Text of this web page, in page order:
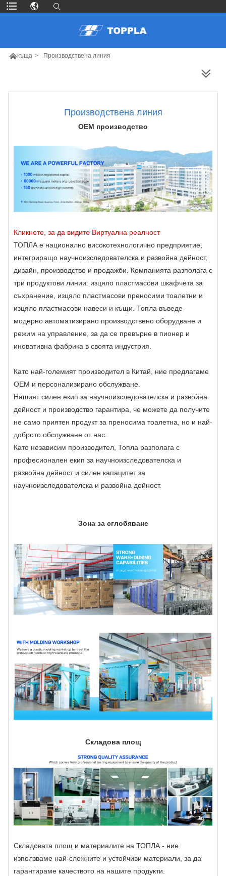
къща > Производствена линия
Производствена линия
OEM производство
Кликнете, за да видите Виртуална реалност
ТОПЛА е национално високотехнологично предприятие,
интегриращо научноизследователска и развойна дейност,
дизайн, производство и продажби. Компанията разполага с
три продуктови линии: изцяло пластмасови шкафчета за
съхранение, изцяло пластмасови преносими тоалетни и
изцяло пластмасови навеси и къщи. Топла въведе
модерно автоматизирано производствено оборудване и
режим на управление, за да се превърне в пионер и
иновативна фабрика в своята индустрия.
Като най-големият производител в Китай, ние предлагаме
OEM и персонализирано обслужване.
Нашият силен екип за научноизследователска и развойна
дейност и производство гарантира, че можете да получите
не само приятен продукт за преносима тоалетна, но и най-
доброто обслужване от нас.
Като независим производител, Топла разполага с
професионален екип за научноизследователска и
развойна дейност и силен капацитет за
научноизследователска и развойна дейност.
Зона за сглобяване
Складова площ
Складовата площ и материалите на ТОПЛА - ние
използваме най-сложните и устойчиви материали, за да
гарантираме качеството на нашите продукти.